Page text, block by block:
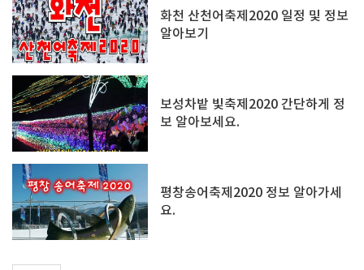
화천 산천어축제2020 일정 및 정보
알아보기
보성차밭 빛축제2020 간단하게 정
보 알아보세요.
평창송어축제2020 정보 알아가세
요.